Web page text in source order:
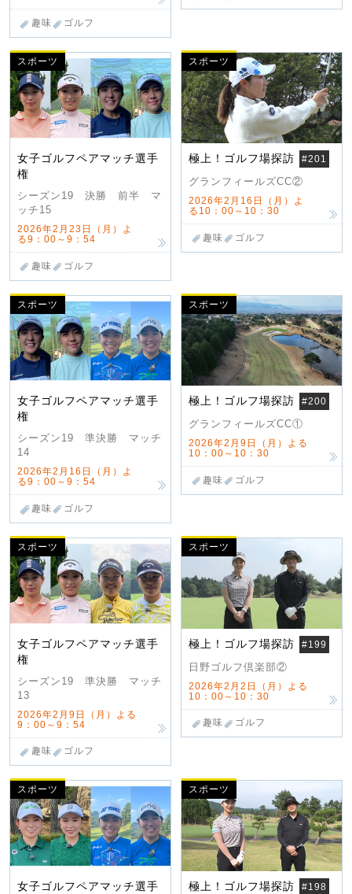
趣味 ゴルフ
スポーツ
女子ゴルフペアマッチ選手
権
シーズン19 決勝 前半 マ
ッチ15
2026年2月23日（月）よ
る9：00～9：54
趣味 ゴルフ
スポーツ
極上！ゴルフ場探訪 #201
グランフィールズCC②
2026年2月16日（月）よ
る10：00～10：30
趣味 ゴルフ
スポーツ
女子ゴルフペアマッチ選手
権
シーズン19 準決勝 マッチ
14
2026年2月16日（月）よ
る9：00～9：54
趣味 ゴルフ
スポーツ
極上！ゴルフ場探訪 #200
グランフィールズCC①
2026年2月9日（月）よる
10：00～10：30
趣味 ゴルフ
スポーツ
女子ゴルフペアマッチ選手
権
シーズン19 準決勝 マッチ
13
2026年2月9日（月）よる
9：00～9：54
趣味 ゴルフ
スポーツ
極上！ゴルフ場探訪 #199
日野ゴルフ倶楽部②
2026年2月2日（月）よる
10：00～10：30
趣味 ゴルフ
スポーツ
女子ゴルフペアマッチ選手
スポーツ
極上！ゴルフ場探訪 #198